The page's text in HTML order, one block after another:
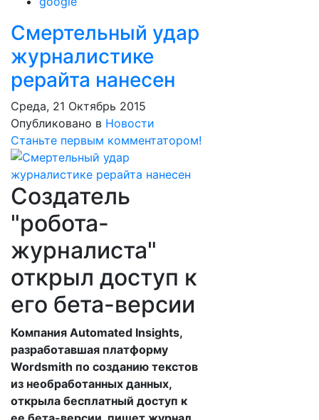
Смертельный удар
журналистике
рерайта нанесен
Среда, 21 Октябрь 2015
Опубликовано в Новости
Станьте первым комментатором!
Создатель
"робота-
журналиста"
открыл доступ к
его бета-версии
Компания Automated Insights,
разработавшая платформу
Wordsmith по созданию текстов
из необработанных данных,
открыла бесплатный доступ к